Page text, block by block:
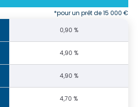
*pour un prêt de 15 000 €
0,90 %
4,90 %
4,90 %
4,70 %